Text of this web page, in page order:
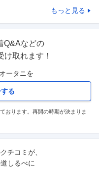
もっと見る
Q&Aなどの
け取れます！
ータニを
る
おります。再開の時期が決まりま
チコミが、
しるべに